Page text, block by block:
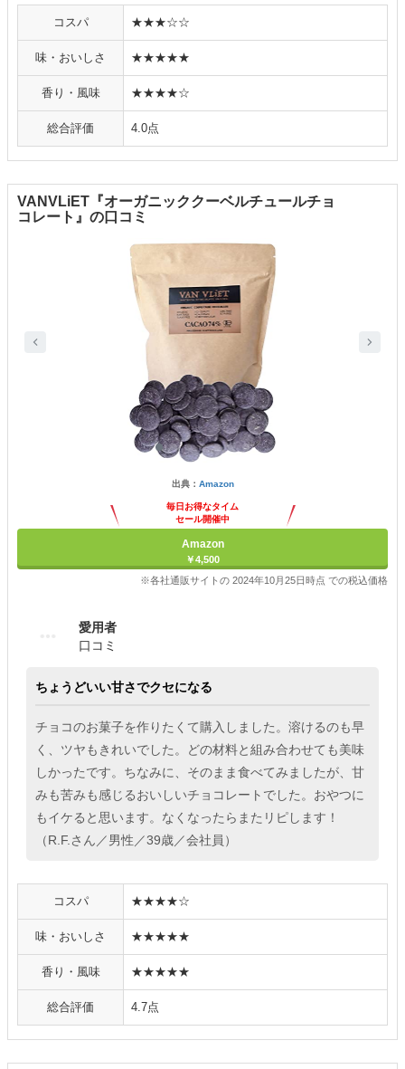
コスパ ★★★☆☆
味・おいしさ ★★★★★
香り・風味 ★★★★☆
総合評価 4.0点
VANVLiET『オーガニッククーベルチュールチョ
コレート』の口コミ
出典： Amazon
毎日お得なタイム
セール開催中
Amazon
￥4,500
※各社通販サイトの 2024年10月25日時点 での税込価格
愛用者
口コミ
ちょうどいい甘さでクセになる
チョコのお菓子を作りたくて購入しました。溶けるのも早
く、ツヤもきれいでした。どの材料と組み合わせても美味
しかったです。ちなみに、そのまま食べてみましたが、甘
みも苦みも感じるおいしいチョコレートでした。おやつに
もイケると思います。なくなったらまたリピします！
（R.F.さん／男性／39歳／会社員）
コスパ ★★★★☆
味・おいしさ ★★★★★
香り・風味 ★★★★★
総合評価 4.7点